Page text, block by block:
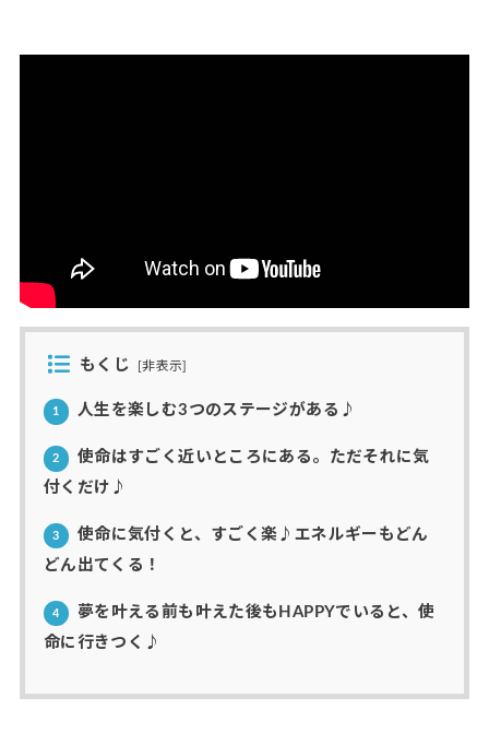
もくじ [非表示]
1 人生を楽しむ3つのステージがある♪
2
使命はすごく近いところにある。ただそれに気
付くだけ♪
3
使命に気付くと、すごく楽♪エネルギーもどん
どん出てくる！
4
夢を叶える前も叶えた後もHAPPYでいると、使
命に行きつく♪